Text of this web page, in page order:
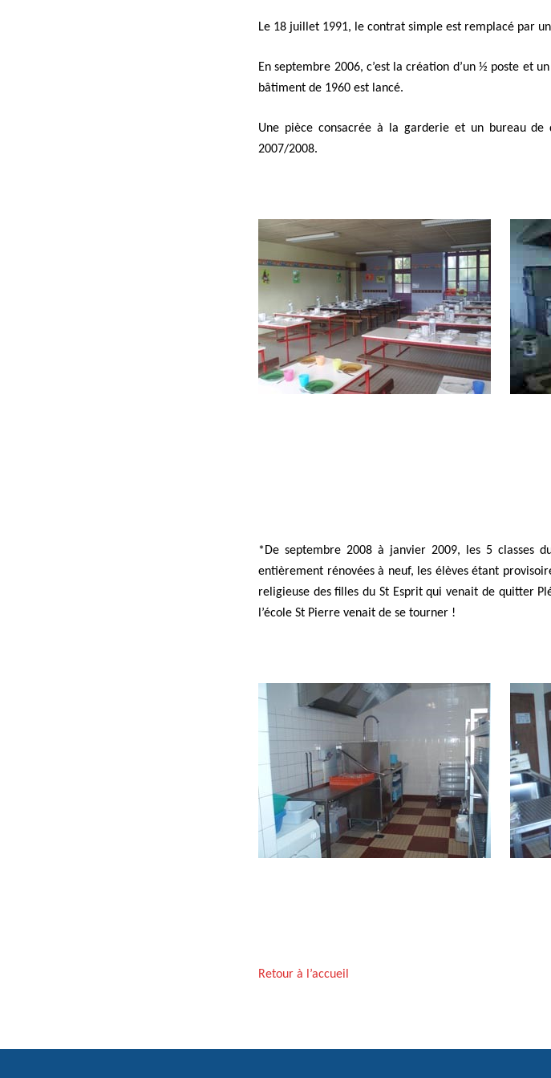
Le 18 juillet 1991, le contrat simple est remplacé par
En septembre 2006, c’est la création d’un ½ poste et
bâtiment de 1960 est lancé.
Une pièce consacrée à la garderie et un bureau de
2007/2008.
*De septembre 2008 à janvier 2009, les 5 classes
entièrement rénovées à neuf, les élèves étant
religieuse des filles du St Esprit qui venait de quitter
l’école St Pierre venait de se tourner !
Retour à l’accueil